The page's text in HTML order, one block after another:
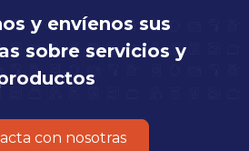
y envíenos sus
sobre servicios y
con nosotras